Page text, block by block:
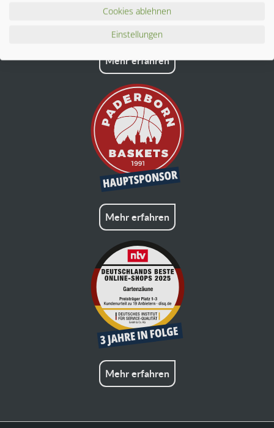
Mehr erfahren
Mehr erfahren
Mehr erfahren
Cookies ablehnen
Einstellungen